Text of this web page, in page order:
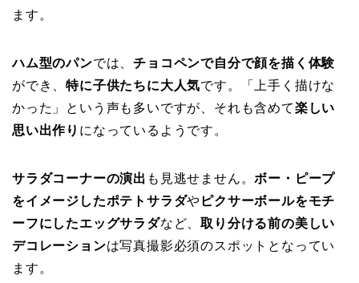
ます。
ハム型のパンでは、チョコペンで自分で顔を描く体験
ができ、特に子供たちに大人気です。「上手く描けな
かった」という声も多いですが、それも含めて楽しい
思い出作り になっているようです。
サラダコーナーの演出 も見逃せません。ボー・ピープ
をイメージしたポテトサラダや ピクサーボールをモチ
ーフにしたエッグサラダなど、取り分ける前の美しい
デコレーションは写真撮影必須のスポットとなってい
ます。